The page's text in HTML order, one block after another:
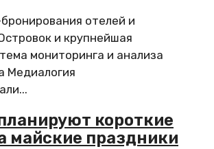
отелей и
и крупнейшая
мониторинга и анализа
Медиалогия
короткие
майские праздники